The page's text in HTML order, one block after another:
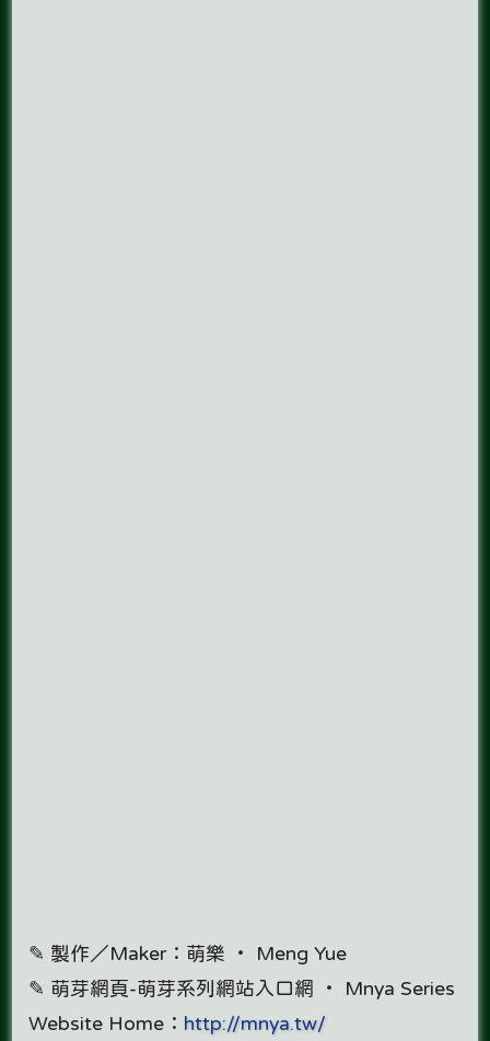
✎ 製作／Maker：萌樂 ‧ Meng Yue
✎ 萌芽網頁-萌芽系列網站入口網 ‧ Mnya Series
Website Home： http://mnya.tw/